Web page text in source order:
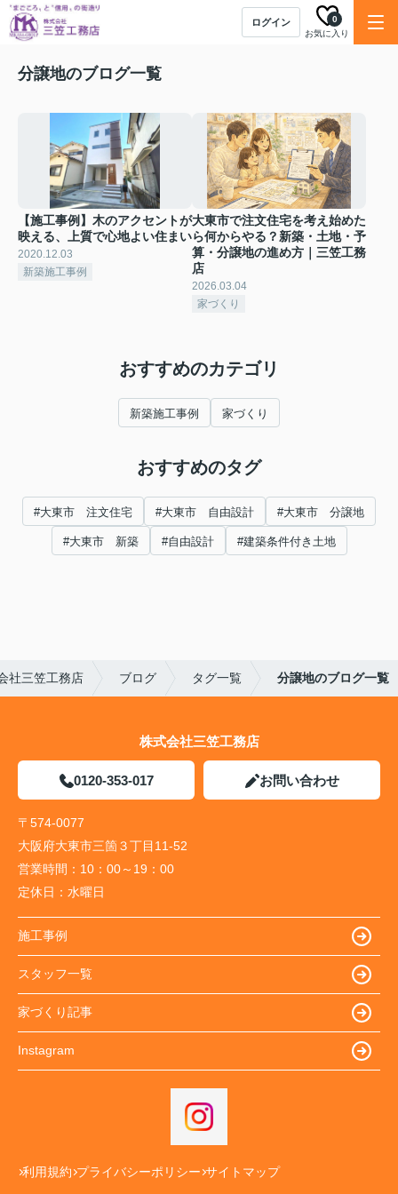
ログイン
お気に入り
0
分譲地のブログ一覧
【施工事例】木のアクセントが
映える、上質で心地よい住まい
2020.12.03
新築施工事例
大東市で注文住宅を考え始めた
ら何からやる？新築・土地・予
算・分譲地の進め方｜三笠工務
店
2026.03.04
家づくり
おすすめのカテゴリ
新築施工事例 家づくり
おすすめのタグ
#大東市 注文住宅 #大東市 自由設計 #大東市 分譲地
#大東市 新築 #自由設計 #建築条件付き土地
社三笠工務店 ブログ タグ一覧 分譲地のブログ一覧
株式会社三笠工務店
0120-353-017 お問い合わせ
〒574-0077
大阪府大東市三箇３丁目11-52
営業時間： 10：00～19：00
定休日： 水曜日
施工事例
スタッフ一覧
家づくり記事
Instagram
利用規約 プライバシーポリシー サイトマップ